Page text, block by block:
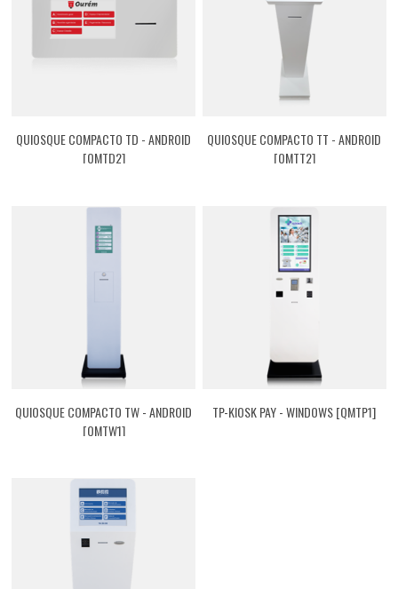
QUIOSQUE COMPACTO TD - ANDROID
[QMTD2]
QUIOSQUE COMPACTO TT - ANDROID
[QMTT2]
QUIOSQUE COMPACTO TW - ANDROID
[QMTW1]
TP-KIOSK PAY - WINDOWS [QMTP1]